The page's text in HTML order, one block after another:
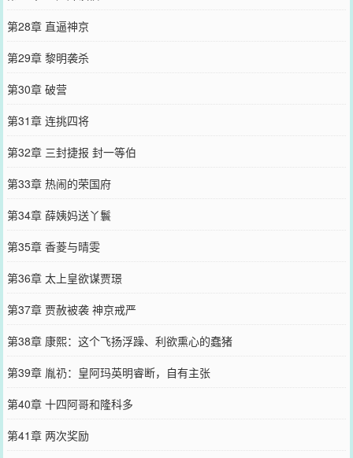
第28章 直逼神京
第29章 黎明袭杀
第30章 破营
第31章 连挑四将
第32章 三封捷报 封一等伯
第33章 热闹的荣国府
第34章 薛姨妈送丫鬟
第35章 香菱与晴雯
第36章 太上皇欲谋贾璟
第37章 贾赦被袭 神京戒严
第38章 康熙：这个飞扬浮躁、利欲熏心的蠢猪
第39章 胤礽：皇阿玛英明睿断，自有主张
第40章 十四阿哥和隆科多
第41章 两次奖励